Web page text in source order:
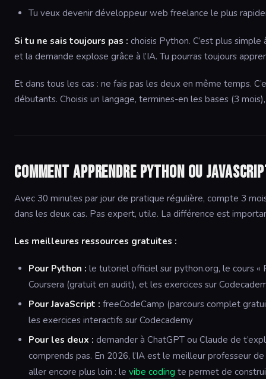
Tu veux devenir développeur web freelance le plus
Si tu ne sais toujours pas : choisis Python. C’est plus
et la demande explose grâce à l’IA. Tu pourras toujours
Et dans tous les cas : ne fais pas les deux en même temps.
débutants. Choisis un langage, termines-en les bases (3
Comment apprendre Python ou
Avec 30 minutes par jour de pratique régulière, compte 3
dans les deux cas. Pas expert, utile. La différence est
Les meilleures ressources gratuites :
Pour Python : le tutoriel officiel sur python.org, le cours «
Coursera (gratuit en audit), et les exercices sur
Pour JavaScript : freeCodeCamp (parcours complet
les exercices interactifs sur Codecademy
Pour les deux : demander à ChatGPT ou Claude de
comprends pas. En 2026, l’IA est le meilleur professeur
aller encore plus loin : le vibe coding te permet de